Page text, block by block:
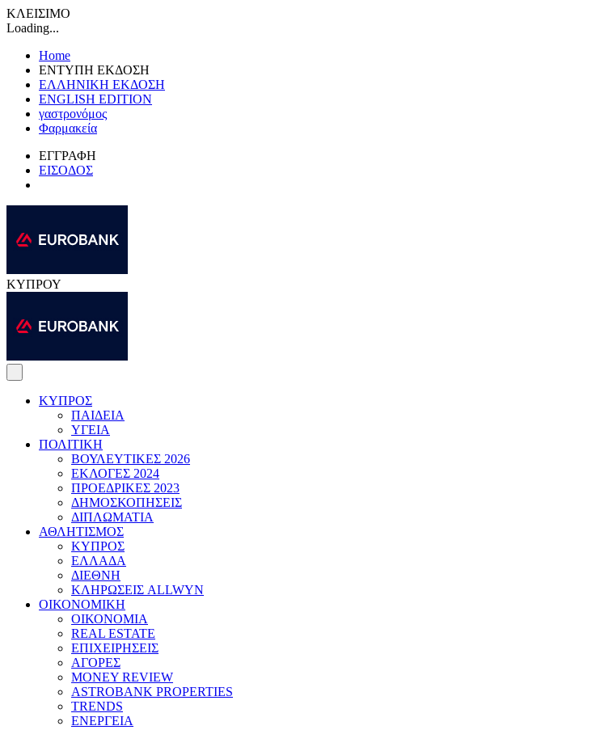
ΚΛΕΙΣΙΜΟ
Loading...
Home
ΕΝΤΥΠΗ ΕΚΔΟΣΗ
ΕΛΛΗΝΙΚΗ ΕΚΔΟΣΗ
ENGLISH EDITION
γαστρονόμος
Φαρμακεία
ΕΓΓΡΑΦΗ
ΕΙΣΟΔΟΣ
ΚΥΠΡΟΥ
ΚΥΠΡΟΣ
ΠΑΙΔΕΙΑ
ΥΓΕΙΑ
ΠΟΛΙΤΙΚΗ
ΒΟΥΛΕΥΤΙΚΕΣ 2026
ΕΚΛΟΓΕΣ 2024
ΠΡΟΕΔΡΙΚΕΣ 2023
ΔΗΜΟΣΚΟΠΗΣΕΙΣ
ΔΙΠΛΩΜΑΤΙΑ
ΑΘΛΗΤΙΣΜΟΣ
ΚΥΠΡΟΣ
ΕΛΛΑΔΑ
ΔΙΕΘΝΗ
ΚΛΗΡΩΣΕΙΣ ALLWYN
ΟΙΚΟΝΟΜΙΚΗ
ΟΙΚΟΝΟΜΙΑ
REAL ESTATE
ΕΠΙΧΕΙΡΗΣΕΙΣ
ΑΓΟΡΕΣ
MONEY REVIEW
ASTROBANK PROPERTIES
TRENDS
ΕΝΕΡΓΕΙΑ